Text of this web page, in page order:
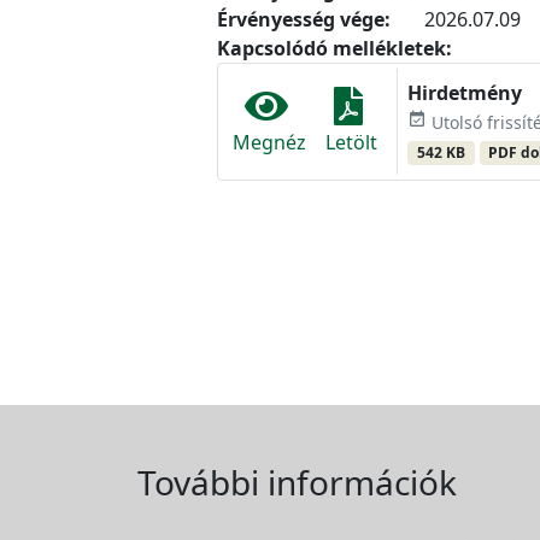
Érvényesség vége:
2026.07.09
Kapcsolódó mellékletek:
Megnéz Letölt
Hirdetmény
event_available Utolsó
542 KB PDF
További információk